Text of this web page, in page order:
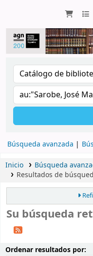
Búsqueda avanzada
Inicio
Búsqueda
Resultados de
Su búsqueda
Ordenar resultados por: